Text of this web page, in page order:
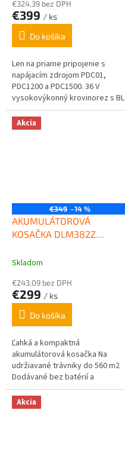
€324,39 bez DPH
€399 / ks
Do košíka
Len na priame pripojenie s
napájacím zdrojom PDC01,
PDC1200 a PDC1500. 36 V
vysokovýkonný krovinorez s BL
motorom poskytuje maximálny
výkon 1 kW porovnateľný
s motorovými krovinorezmi...
Akcia
€349 –14 %
AKUMULÁTOROVÁ
KOSAČKA DLM382Z
Skladom
€243,09 bez DPH
€299 / ks
Do košíka
Ľahká a kompaktná
akumulátorová kosačka Na
udržiavané trávniky do 560 m2
Dodávané bez batérií a
nabíjačky Kompatibilné s
akumulátormi LXT 18 V: 6,0 /
5,0...
Akcia